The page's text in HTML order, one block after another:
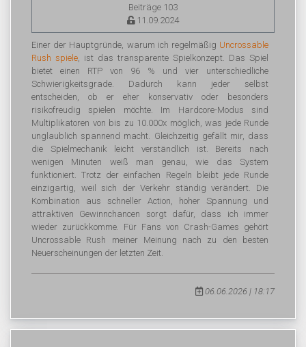
Beiträge 103
11.09.2024
Einer der Hauptgründe, warum ich regelmäßig Uncrossable
Rush spiele, ist das transparente Spielkonzept. Das Spiel
bietet einen RTP von 96 % und vier unterschiedliche
Schwierigkeitsgrade. Dadurch kann jeder selbst
entscheiden, ob er eher konservativ oder besonders
risikofreudig spielen möchte. Im Hardcore-Modus sind
Multiplikatoren von bis zu 10.000x möglich, was jede Runde
unglaublich spannend macht. Gleichzeitig gefällt mir, dass
die Spielmechanik leicht verständlich ist. Bereits nach
wenigen Minuten weiß man genau, wie das System
funktioniert. Trotz der einfachen Regeln bleibt jede Runde
einzigartig, weil sich der Verkehr ständig verändert. Die
Kombination aus schneller Action, hoher Spannung und
attraktiven Gewinnchancen sorgt dafür, dass ich immer
wieder zurückkomme. Für Fans von Crash-Games gehört
Uncrossable Rush meiner Meinung nach zu den besten
Neuerscheinungen der letzten Zeit.
06.06.2026 | 18:17